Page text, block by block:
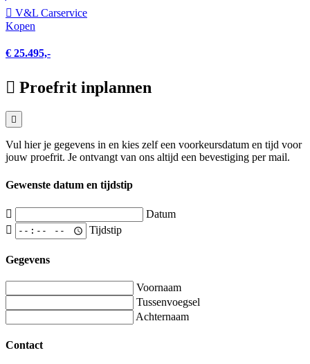
V&L Carservice
Kopen
€ 25.495,-
Proefrit inplannen
Vul hier je gegevens in en kies zelf een voorkeursdatum en tijd voor
jouw proefrit. Je ontvangt van ons altijd een bevestiging per mail.
Gewenste datum en tijdstip
Datum
Tijdstip
Gegevens
Voornaam
Tussenvoegsel
Achternaam
Contact